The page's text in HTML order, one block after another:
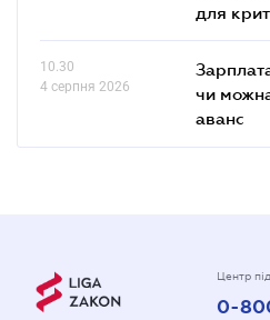
для
10.30
4 серпня 2026
чи
аванс
Центр
0-